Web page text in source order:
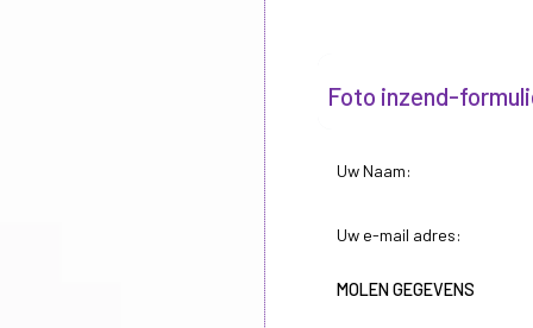
Foto inzend-
Uw Naam:
Uw e-mail adres:
MOLEN GEGEVENS